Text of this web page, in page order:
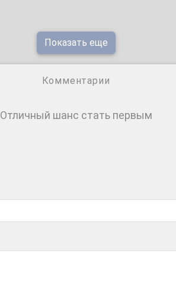
Показать еще
Комментарии
Отличный шанс стать первым